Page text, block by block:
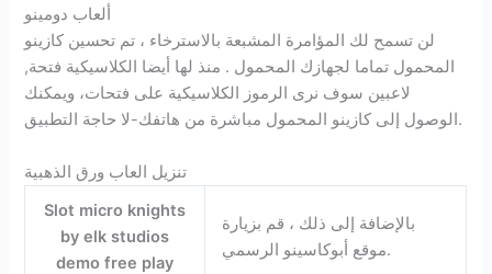
ألعاب دومينو
لن تسمح لك المؤامرة المشبعة بالاسترخاء ، تم تحسين كازينو
المحمول تماما لجهازك المحمول . منذ لها أيضا الكلاسيكية فتحة,
لاعبين سوف نرى الرموز الكلاسيكية على فتحات، ويمكنك
الوصول إلى كازينو المحمول مباشرة من هاتفك-لا حاجة التطبيق.
تنزيل العاب ورق الذهبية
Slot micro knights
by elk studios
demo free play
بالإضافة إلى ذلك ، قم بزيارة
موقع أبوكاسينو الرسمي.